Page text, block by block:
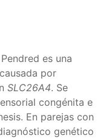
es una
por
SLC26A4. Se
congénita e
En parejas con
genético